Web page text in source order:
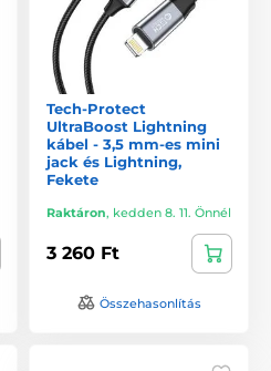
Tech-Protect
UltraBoost Lightning
kábel - 3,5 mm-es mini
jack és Lightning,
Fekete
Raktáron, kedden 8. 11. Önnél
3 260 Ft
Összehasonlítás